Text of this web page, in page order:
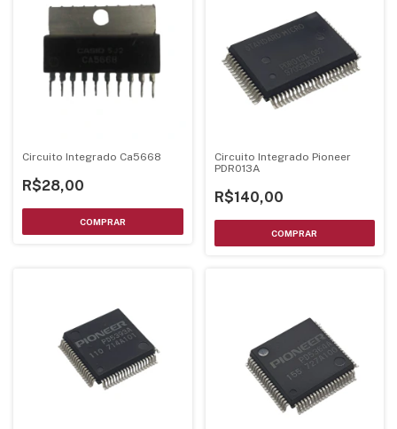
Circuito Integrado Ca5668
R$28,00
Circuito Integrado Pioneer
PDR013A
R$140,00